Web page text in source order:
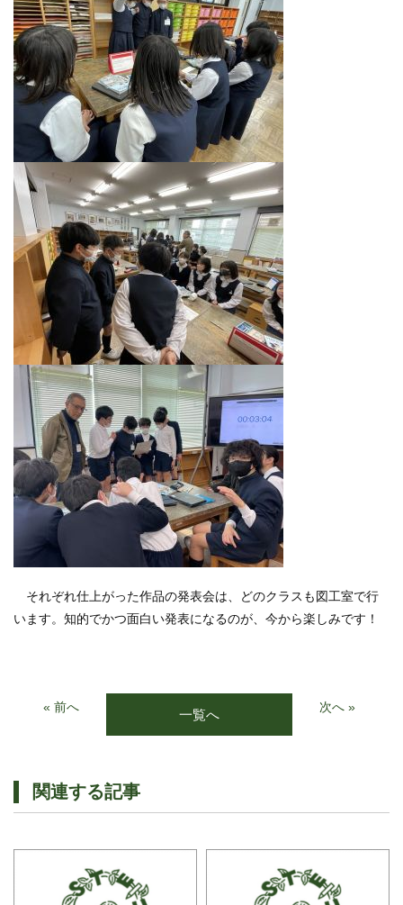
それぞれ仕上がった作品の発表会は、どのクラスも図工室で行
います。知的でかつ面白い発表になるのが、今から楽しみです！
« 前へ 一覧へ 次へ »
関連する記事